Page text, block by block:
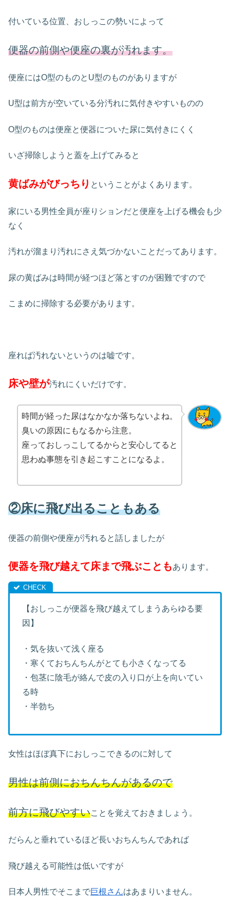
付いている位置、おしっこの勢いによって
便器の前側や便座の裏が汚れます。
便座にはO型のものとU型のものがありますが
U型は前方が空いている分汚れに気付きやすいものの
O型のものは便座と便器についた尿に気付きにくく
いざ掃除しようと蓋を上げてみると
黄ばみがびっちり ということがよくあります。
家にいる男性全員が座りションだと便座を上げる機会も少
なく
汚れが溜まり汚れにさえ気づかないことだってあります。
尿の黄ばみは時間が経つほど落とすのが困難ですので
こまめに掃除する必要があります。
座れば汚れないというのは嘘です。
床や壁が汚れにくいだけです。
時間が経った尿はなかなか落ちないよね。
臭いの原因にもなるから注意。
座っておしっこしてるからと安心してると
思わぬ事態を引き起こすことになるよ。
②床に飛び出ることもある
便器の前側や便座が汚れると話しましたが
便器を飛び越えて床まで飛ぶこともあります。
【おしっこが便器を飛び越えてしまうあらゆる要
因】
・気を抜いて浅く座る
・寒くておちんちんがとても小さくなってる
・包茎に陰毛が絡んで皮の入り口が上を向いてい
る時
・半勃ち
女性はほぼ真下におしっこできるのに対して
男性は前側におちんちんがあるので
前方に飛びやすいことを覚えておきましょう。
だらんと垂れているほど長いおちんちんであれば
飛び越える可能性は低いですが
日本人男性でそこまで巨根さんはあまりいません。